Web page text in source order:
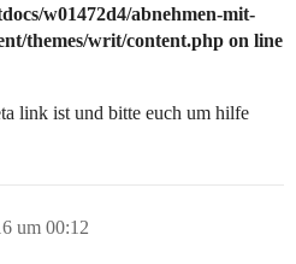
w01472d4/abnehmen-mit-
themes/writ/content.php on line
link ist und bitte euch um hilfe
um 00:12